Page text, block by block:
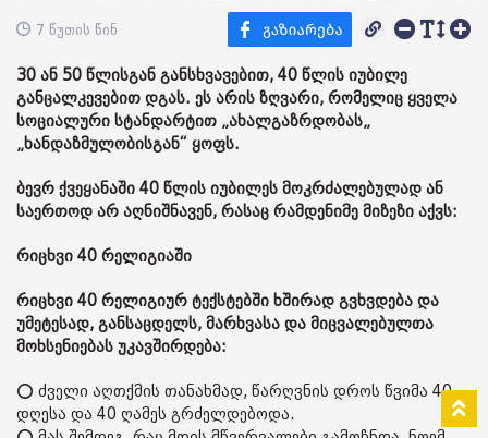
7 წუთის წინ
30 ან 50 წლისგან განსხვავებით, 40 წლის იუბილე
განცალკევებით დგას. ეს არის ზღვარი, რომელიც ყველა
სოციალური სტანდარტით „ახალგაზრდობას„
„ხანდაზმულობისგან“ ყოფს.
ბევრ ქვეყანაში 40 წლის იუბილეს მოკრძალებულად ან
საერთოდ არ აღნიშნავენ, რასაც რამდენიმე მიზეზი აქვს:
რიცხვი 40 რელიგიაში
რიცხვი 40 რელიგიურ ტექსტებში ხშირად გვხვდება და
უმეტესად, განსაცდელს, მარხვასა და მიცვალებულთა
მოხსენიებას უკავშირდება:
⭕ ძველი აღთქმის თანახმად, წარღვნის დროს წვიმა 40
დღესა და 40 ღამეს გრძელდებოდა.